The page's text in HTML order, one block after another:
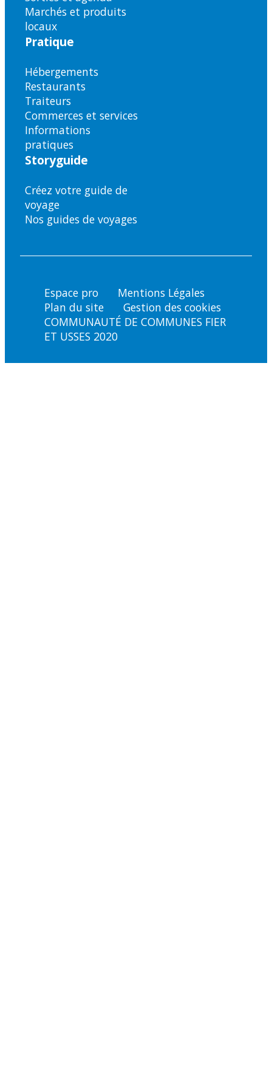
Marchés et produits
locaux
Pratique
Hébergements
Restaurants
Traiteurs
Commerces et services
Informations
pratiques
Storyguide
Créez votre guide de
voyage
Nos guides de voyages
Espace pro
Mentions Légales
Plan du site
Gestion des cookies